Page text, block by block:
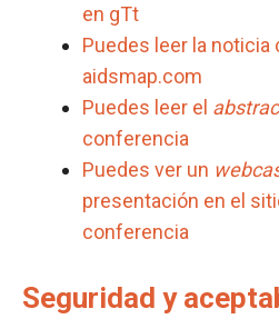
en gTt
Puedes leer la noticia
aidsmap.com
Puedes leer el
conferencia
Puedes ver un
presentación en el
conferencia
Seguridad y